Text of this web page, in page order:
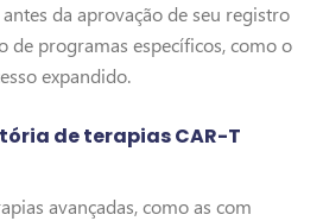
da aprovação de seu registro
de programas específicos, como o
expandido.
de terapias CAR-T
avançadas, como as com